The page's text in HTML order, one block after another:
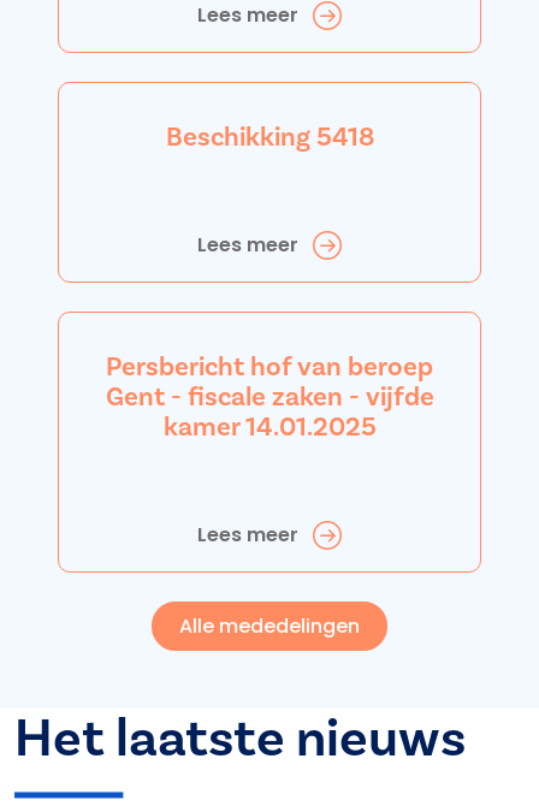
Lees meer
Beschikking 5418
Lees meer
Persbericht hof van beroep
Gent - fiscale zaken - vijfde
kamer 14.01.2025
Lees meer
Alle mededelingen
Het laatste nieuws